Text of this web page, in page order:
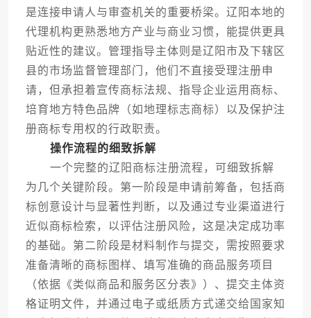
是连接申请人与审查机关的重要桥梁。辽阳本地的
代理机构更熟悉地方产业与商业习惯，能提供更具
贴近性的建议。管理指导主体则是辽阳市及下辖区
县的市场监督管理部门，他们不直接受理注册申
请，但承担着宣传商标法规、指导企业运用商标、
培育地方特色品牌（如地理标志商标）以及保护注
册商标专用权的行政职责。
操作流程的细致拆解
一个完整的辽阳商标注册流程，可细致拆解
为几个关键阶段。第一阶段是申请前筹备，包括商
标创意设计与显著性判断，以及通过专业渠道进行
近似商标检索，以评估注册风险，这是决定成功率
的基础。第二阶段是材料制作与提交，需按照要求
准备清晰的商标图样、填写准确的商品服务项目
（依据《类似商品和服务区分表》）、提交主体资
格证明文件，并通过电子或纸质方式递交给国家知